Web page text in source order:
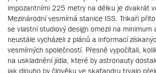
impozantními 225 metry na délku je dvakrát
Mezinárodní vesmírná stanice ISS. Trikaři
se vlastní studiový design omezil na minimum
neustále vycházeli z plánů a informací
vesmírných společností. Přesně vypočítali,
na uskladnění jídla, které by astronauty
jak dlouho by člověku ve skafandru trvalo